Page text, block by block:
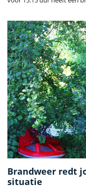
Brandweer redt
situatie